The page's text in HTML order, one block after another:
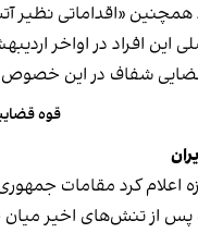
«اقداماتی نظیر
این افراد در اواخر
قضایی شفاف در این خصوص
قوه قضاییه
اسلامی ایران در کمتر از ۹ ماه نخست
پس از تنش‌های اخیر